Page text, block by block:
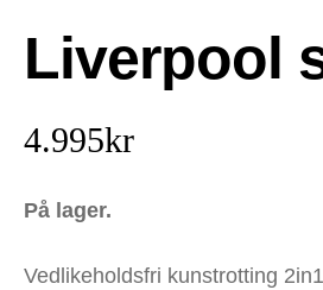
Liverpool
4.995kr
På lager.
Vedlikeholdsfri kunstrotting